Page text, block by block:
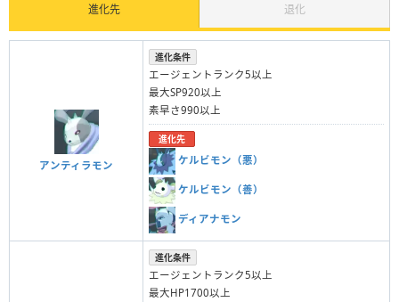
進化先 退化
アンティラモン
進化条件
エージェントランク5以上
最大SP920以上
素早さ990以上
進化先
ケルビモン（悪）
ケルビモン（善）
ディアナモン
進化条件
エージェントランク5以上
最大HP1700以上